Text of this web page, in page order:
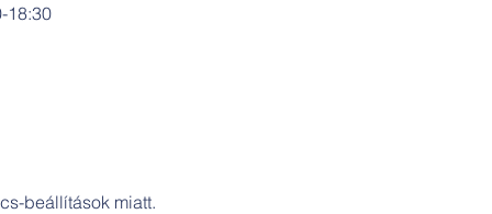
18:30
beállítások miatt.